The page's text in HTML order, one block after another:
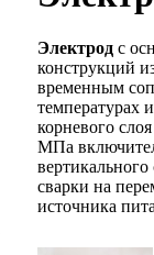
Электрод с
конструкций
временным
температурах
корневого
МПа
сварки на
источника